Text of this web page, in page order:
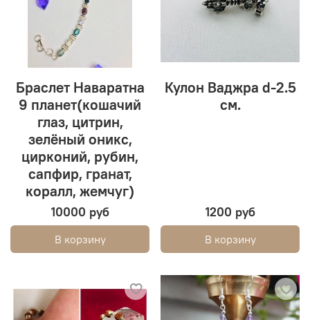
Браслет Наваратна
9 планет(кошачий
глаз, цитрин,
зелёный оникс,
цирконий, рубин,
сапфир, гранат,
коралл, жемчуг)
10000 руб
В корзину
Кулон Ваджра d-2.5
см.
1200 руб
В корзину